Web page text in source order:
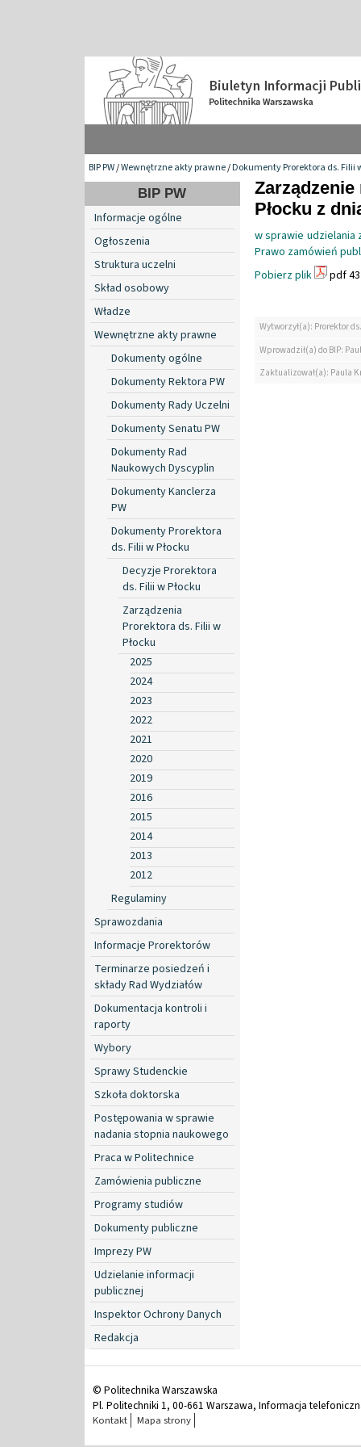
BIP PW/Wewnętrzne akty prawne/Dokumenty Prorektora ds. Filii
BIP PW
Informacje ogólne
Ogłoszenia
Struktura uczelni
Skład osobowy
Władze
Wewnętrzne akty prawne
Dokumenty ogólne
Dokumenty Rektora PW
Dokumenty Rady Uczelni
Dokumenty Senatu PW
Dokumenty Rad
Naukowych Dyscyplin
Dokumenty Kanclerza
PW
Dokumenty Prorektora
ds. Filii w Płocku
Decyzje Prorektora
ds. Filii w Płocku
Zarządzenia
Prorektora ds. Filii w
Płocku
2025
2024
2023
2022
2021
2020
2019
2016
2015
2014
2013
2012
Regulaminy
Sprawozdania
Informacje Prorektorów
Terminarze posiedzeń i
składy Rad Wydziałów
Dokumentacja kontroli i
raporty
Wybory
Sprawy Studenckie
Szkoła doktorska
Postępowania w sprawie
nadania stopnia naukowego
Praca w Politechnice
Zamówienia publiczne
Programy studiów
Dokumenty publiczne
Imprezy PW
Udzielanie informacji
publicznej
Inspektor Ochrony Danych
Redakcja
Płocku z
w sprawie udzielania
Prawo zamówień
Pobierz plik
pdf
Wytworzył(a): Prorektor
Wprowadził(a) do BIP:
Zaktualizował(a): Paula
© Politechnika Warszawska
Pl. Politechniki 1, 00-661 Warszawa, Informacja
Kontakt Mapa strony